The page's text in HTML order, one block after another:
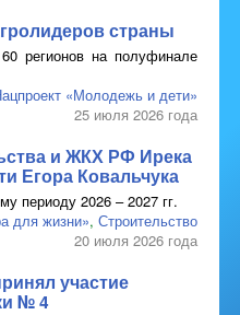
страны
регионов на полуфинале
«Молодежь и дети»
25 июля 2026 года
и ЖКХ РФ Ирека
Егора Ковальчука
периоду 2026 – 2027 гг.
для жизни», Строительство
20 июля 2026 года
участие
№ 4